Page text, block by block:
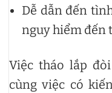
Dễ dẫn đến
nguy hiểm đến
Việc tháo lắp
cùng việc có